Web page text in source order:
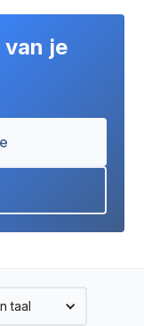
van je
taal